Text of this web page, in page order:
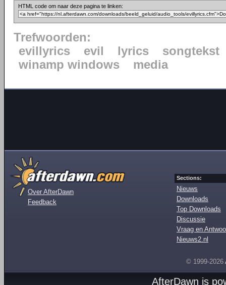
HTML code om naar deze pagina te linken:
Trefwoorden:
evillyrics
evil lyrics
songtekst
winamp windows
media
Over AfterDawn
Feedback
Sections:
Nieuws
Downloads
Top Downloads
Discussie
Vraag en
Nieuws2.nl
© 1999-2026
AfterDawn is